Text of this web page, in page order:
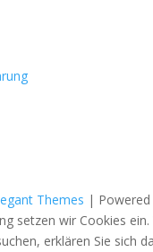
Themes | Powered
setzen wir Cookies ein.
erklären Sie sich